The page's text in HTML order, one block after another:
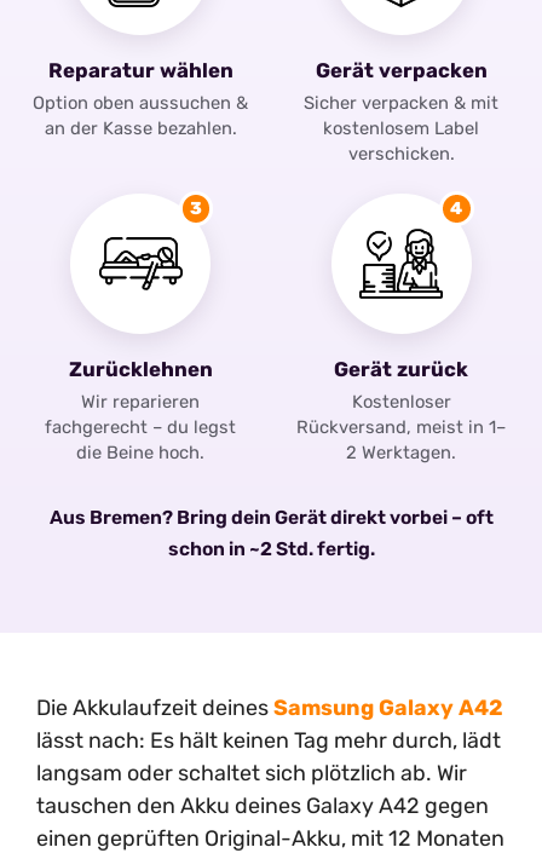
Reparatur wählen
Option oben aussuchen &
an der Kasse bezahlen.
Gerät verpacken
Sicher verpacken & mit
kostenlosem Label
verschicken.
3
Zurücklehnen
Wir reparieren
fachgerecht – du legst
die Beine hoch.
4
Gerät zurück
Kostenloser
Rückversand, meist in 1–
2 Werktagen.
Aus Bremen? Bring dein Gerät direkt vorbei – oft
schon in ~2 Std. fertig.
Die Akkulaufzeit deinesSamsung Galaxy A42
lässt nach: Es hält keinen Tag mehr durch, lädt
langsam oder schaltet sich plötzlich ab. Wir
tauschen den Akku deines Galaxy A42 gegen
einen geprüften Original-Akku, mit 12 Monaten